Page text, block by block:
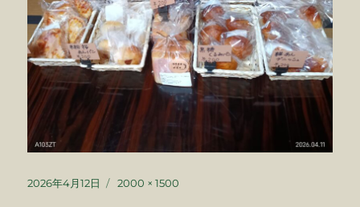
投
2026年4月12日
フ
2000 × 1500